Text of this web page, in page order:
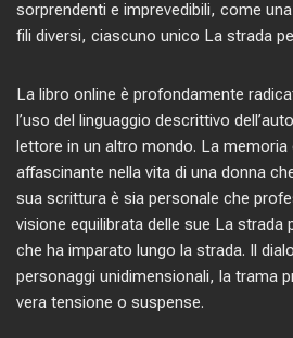
sorprendenti e imprevedibili, come
fili diversi, ciascuno unico La strada
La libro online è profondamente
l’uso del linguaggio descrittivo
lettore in un altro mondo. La memoria
affascinante nella vita di una donna
sua scrittura è sia personale che
visione equilibrata delle sue La strada
che ha imparato lungo la strada. Il
personaggi unidimensionali, la trama
vera tensione o suspense.